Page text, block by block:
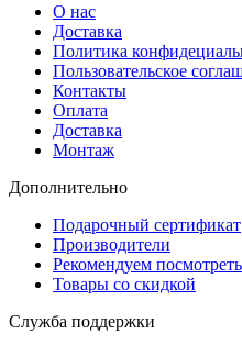
О нас
Доставка
Политика
Пользовательское
Контакты
Оплата
Доставка
Монтаж
Дополнительно
Подарочный сертификат
Производители
Рекомендуем посмотреть
Товары со скидкой
Служба поддержки